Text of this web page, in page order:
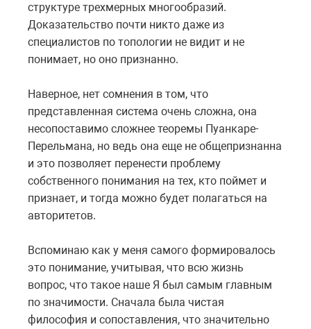
структуре трехмерных многообразий.
Доказательство почти никто даже из
специалистов по топологии не видит и не
понимает, но оно признанно.
Наверное, нет сомнения в том, что
представленная система очень сложна, она
несопоставимо сложнее теоремы Пуанкаре-
Перельмана, но ведь она еще не общепризнанна
и это позволяет перенести проблему
собственного понимания на тех, кто поймет и
признает, и тогда можно будет полагаться на
авторитетов.
Вспоминаю как у меня самого формировалось
это понимание, учитывая, что всю жизнь
вопрос, что такое наше Я был самым главным
по значимости. Сначала была чистая
философия и сопоставления, что значительно